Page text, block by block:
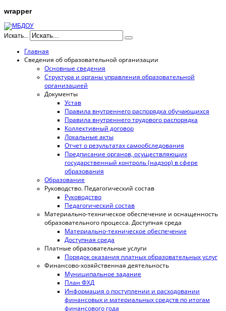
wrapper
Искать...
Главная
Сведения об образовательной организации
Основные сведения
Структура и органы управления образовательной
организацией
Документы
Устав
Правила внутреннего распорядка обучающихся
Правила внутреннего трудового распорядка
Коллективный договор
Локальные акты
Отчет о результатах самообследования
Предписание органов, осуществляющих
государственный контроль (надзор) в сфере
образования
Образование
Руководство. Педагогический состав
Руководство
Педагогический состав
Материально-техническое обеспечение и оснащенность
образовательного процесса. Доступная среда
Материально-техническое обеспечение
Доступная среда
Платные образовательные услуги
Порядок оказания платных образовательных услуг
Финансово-хозяйственная деятельность
Муниципальное задание
План ФХД
Информация о поступлении и расходовании
финансовых и материальных средств по итогам
финансового года